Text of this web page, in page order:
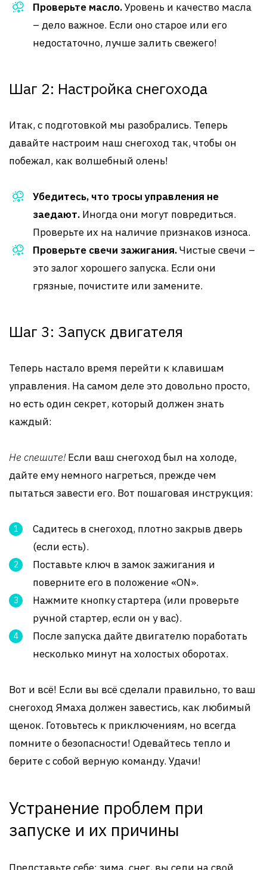
Проверьте масло.Уровень и качество масла
– дело важное. Если оно старое или его
недостаточно, лучше залить свежего!
Шаг 2: Настройка снегохода
Итак, с подготовкой мы разобрались. Теперь
давайте настроим наш снегоход так, чтобы он
побежал, как волшебный олень!
Убедитесь, что тросы управления не
заедают. Иногда они могут повредиться.
Проверьте их на наличие признаков износа.
Проверьте свечи зажигания.Чистые свечи –
это залог хорошего запуска. Если они
грязные, почистите или замените.
Шаг 3: Запуск двигателя
Теперь настало время перейти к клавишам
управления. На самом деле это довольно просто,
но есть один секрет, который должен знать
каждый:
Не спешите!Если ваш снегоход был на холоде,
дайте ему немного нагреться, прежде чем
пытаться завести его. Вот пошаговая инструкция:
Садитесь в снегоход, плотно закрыв дверь
(если есть).
Поставьте ключ в замок зажигания и
поверните его в положение «ON».
Нажмите кнопку стартера (или проверьте
ручной стартер, если он у вас).
После запуска дайте двигателю поработать
несколько минут на холостых оборотах.
Вот и всё! Если вы всё сделали правильно, то ваш
снегоход Ямаха должен завестись, как любимый
щенок. Готовьтесь к приключениям, но всегда
помните о безопасности! Одевайтесь тепло и
берите с собой верную команду. Удачи!
Устранение проблем при
запуске и их причины